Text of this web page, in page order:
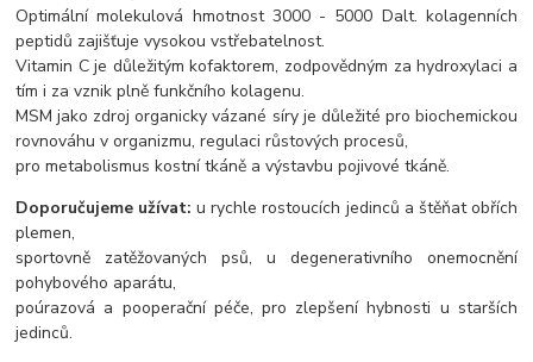
Optimální molekulová hmotnost 3000 - 5000 Dalt. kolagenních
peptidů zajišťuje vysokou vstřebatelnost.
Vitamin C je důležitým kofaktorem, zodpovědným za hydroxylaci a
tím i za vznik plně funkčního kolagenu.
MSM jako zdroj organicky vázané síry je důležité pro biochemickou
rovnováhu v organizmu, regulaci růstových procesů,
pro metabolismus kostní tkáně a výstavbu pojivové tkáně.
Doporučujeme užívat: u rychle rostoucích jedinců a štěňat obřích
plemen,
sportovně zatěžovaných psů, u degenerativního onemocnění
pohybového aparátu,
poúrazová a pooperační péče, pro zlepšení hybnosti u starších
jedinců.